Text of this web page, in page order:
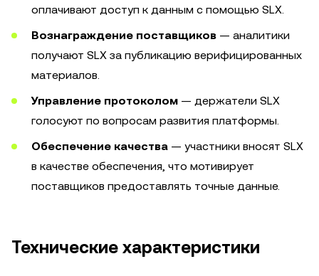
оплачивают доступ к данным с помощью SLX.
Вознаграждение поставщиков — аналитики
получают SLX за публикацию верифицированных
материалов.
Управление протоколом — держатели SLX
голосуют по вопросам развития платформы.
Обеспечение качества — участники вносят SLX
в качестве обеспечения, что мотивирует
поставщиков предоставлять точные данные.
Технические характеристики